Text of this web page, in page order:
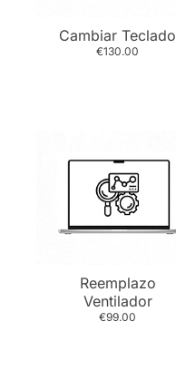
Cambiar Teclado
€130.00
Reemplazo
Ventilador
€99.00